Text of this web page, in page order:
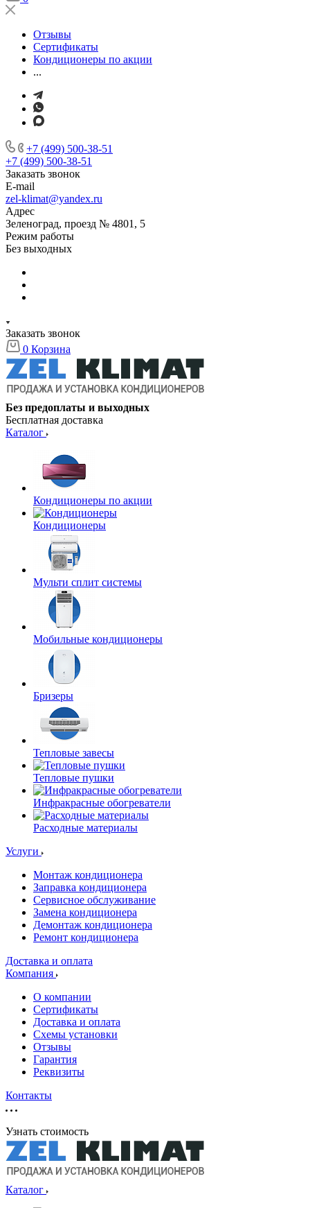
Отзывы
Сертификаты
Кондиционеры по акции
...
+7 (499) 500-38-51
+7 (499) 500-38-51
Заказать звонок
E-mail
zel-klimat@yandex.ru
Адрес
Зеленоград, проезд № 4801, 5
Режим работы
Без выходных
Заказать звонок
0 Корзина
Без предоплаты и выходных
Бесплатная доставка
Каталог
Кондиционеры по акции
Кондиционеры
Мульти сплит системы
Мобильные кондиционеры
Бризеры
Тепловые завесы
Тепловые пушки
Инфракрасные обогреватели
Расходные материалы
Услуги
Монтаж кондиционера
Заправка кондиционера
Сервисное обслуживание
Замена кондиционера
Демонтаж кондиционера
Ремонт кондиционера
Доставка и оплата
Компания
О компании
Сертификаты
Доставка и оплата
Схемы установки
Отзывы
Гарантия
Реквизиты
Контакты
Узнать стоимость
Каталог